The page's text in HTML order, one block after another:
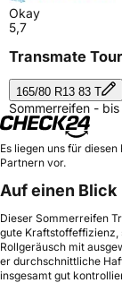
Okay
5,7
Transmate
165/80 R13 83 T
Sommerreifen -
Es liegen uns für
Partnern vor.
Auf einen Blick
Dieser Sommerreifen
gute Kraftstoffeffizienz,
Rollgeräusch mit
er durchschnittliche
insgesamt gut